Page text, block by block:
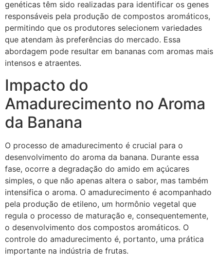
genéticas têm sido realizadas para identificar os genes
responsáveis pela produção de compostos aromáticos,
permitindo que os produtores selecionem variedades
que atendam às preferências do mercado. Essa
abordagem pode resultar em bananas com aromas mais
intensos e atraentes.
Impacto do
Amadurecimento no Aroma
da Banana
O processo de amadurecimento é crucial para o
desenvolvimento do aroma da banana. Durante essa
fase, ocorre a degradação do amido em açúcares
simples, o que não apenas altera o sabor, mas também
intensifica o aroma. O amadurecimento é acompanhado
pela produção de etileno, um hormônio vegetal que
regula o processo de maturação e, consequentemente,
o desenvolvimento dos compostos aromáticos. O
controle do amadurecimento é, portanto, uma prática
importante na indústria de frutas.